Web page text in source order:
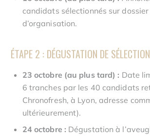
candidats sélectionnés sur
d’organisation.
ÉTAPE 2 : DÉGUSTATION DE SÉLECTION
23 octobre (au plus tard) : Date
6 tranches par les 40 candidats
Chronofresh, à Lyon, adresse
ultérieurement).
24 octobre : Dégustation à